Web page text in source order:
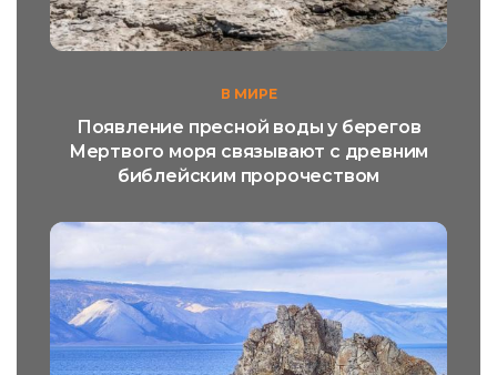
В МИРЕ
Появление пресной воды у берегов
Мертвого моря связывают с древним
библейским пророчеством